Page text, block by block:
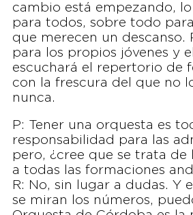
cambio está empezando,
para todos, sobre todo
que merecen un descanso.
para los propios jóvenes y
escuchará el repertorio de
con la frescura del que no
nunca.
P: Tener una orquesta es
responsabilidad para las
pero, ¿cree que se trata de
a todas las formaciones
R: No, sin lugar a dudas. Y
se miran los números,